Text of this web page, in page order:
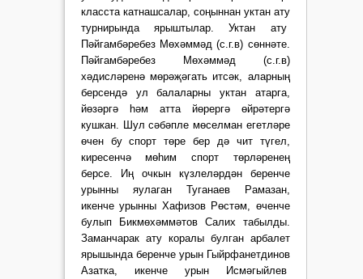
класста катнашсалар, соңыннан уктан ату
турнирында ярыштылар. Уктан ату
Пәйгамбәребез Мөхәммәд (с.г.в) сөннәте.
Пәйгамбәребез Мөхәммәд (с.г.в)
хәдисләренә мөрәҗәгать итсәк, аларның
берсендә ул балаларны уктан атарга,
йөзәргә һәм атта йөрергә өйрәтергә
кушкан. Шул сәбәпле мөселман егетләре
өчен бу спорт төре бер дә чит түгел,
киресенчә мөһим спорт төрләренең
берсе. Иң очкын күзлеләрдән беренче
урынны яулаган Туганаев Рамазан,
икенче урынны Хафизов Рөстәм, өченче
булып Бикмөхәммәтов Салих табылды.
Заманчарак ату коралы булган арбалет
ярышында беренче урын Гыйрфанетдинов
Азатка, икенче урын Исмәгыйлев